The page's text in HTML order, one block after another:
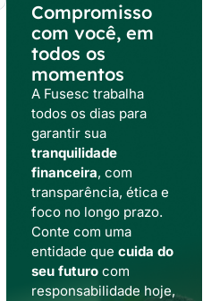
Compromisso
com você, em
todos os
momentos
A Fusesc trabalha
todos os dias para
garantir sua
tranquilidade
financeira, com
transparência, ética e
foco no longo prazo.
Conte com uma
entidade que cuida do
seu futurocom
responsabilidade hoje,